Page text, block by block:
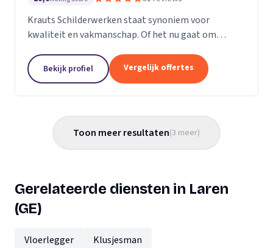
Krauts Schilderwerken staat synoniem voor
kwaliteit en vakmanschap. Of het nu gaat om
onderhoud in de regio Doetinchem, wij zijn uw
betrouwbare...
Bekijk profiel Vergelijk offertes
Toon meer resultaten(3 meer)
Gerelateerde diensten in Laren
(GE)
Vloerlegger Klusjesman